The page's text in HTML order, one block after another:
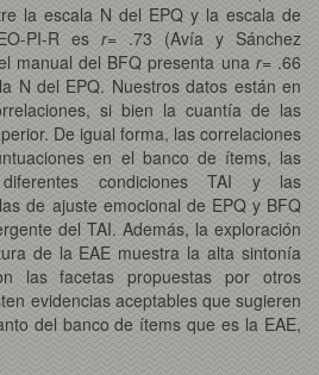
la escala N del EPQ y la escala de
PI-R es r= .73 (Avía y Sánchez
manual del BFQ presenta una r= .66
N del EPQ. Nuestros datos están en
si bien la cuantía de las
De igual forma, las correlaciones
en el banco de ítems, las
condiciones TAI y las
de ajuste emocional de EPQ y BFQ
del TAI. Además, la exploración
de la EAE muestra la alta sintonía
las facetas propuestas por otros
evidencias aceptables que sugieren
del banco de ítems que es la EAE,